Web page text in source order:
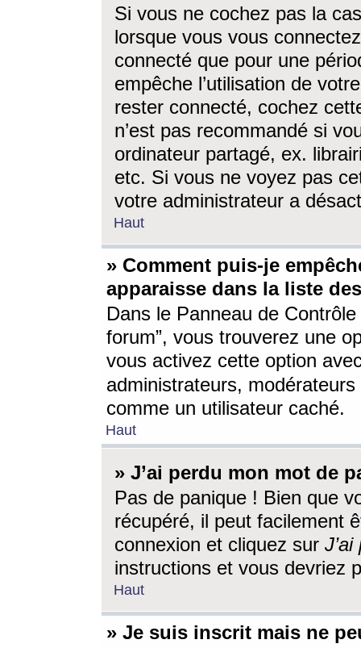
Si vous ne cochez pas la
lorsque vous vous
connecté que pour une
empêche l’utilisation de
rester connecté, cochez
n’est pas recommandé si
ordinateur partagé, ex.
etc. Si vous ne voyez pas
votre administrateur a
Haut
» Comment puis-je
apparaisse dans la liste
Dans le Panneau de
forum”, vous trouverez une
vous activez cette option
administrateurs,
comme un utilisateur caché.
Haut
» J’ai perdu mon mot de
Pas de panique ! Bien que
récupéré, il peut facilement
connexion et cliquez sur
instructions et vous devriez
Haut
» Je suis inscrit mais ne